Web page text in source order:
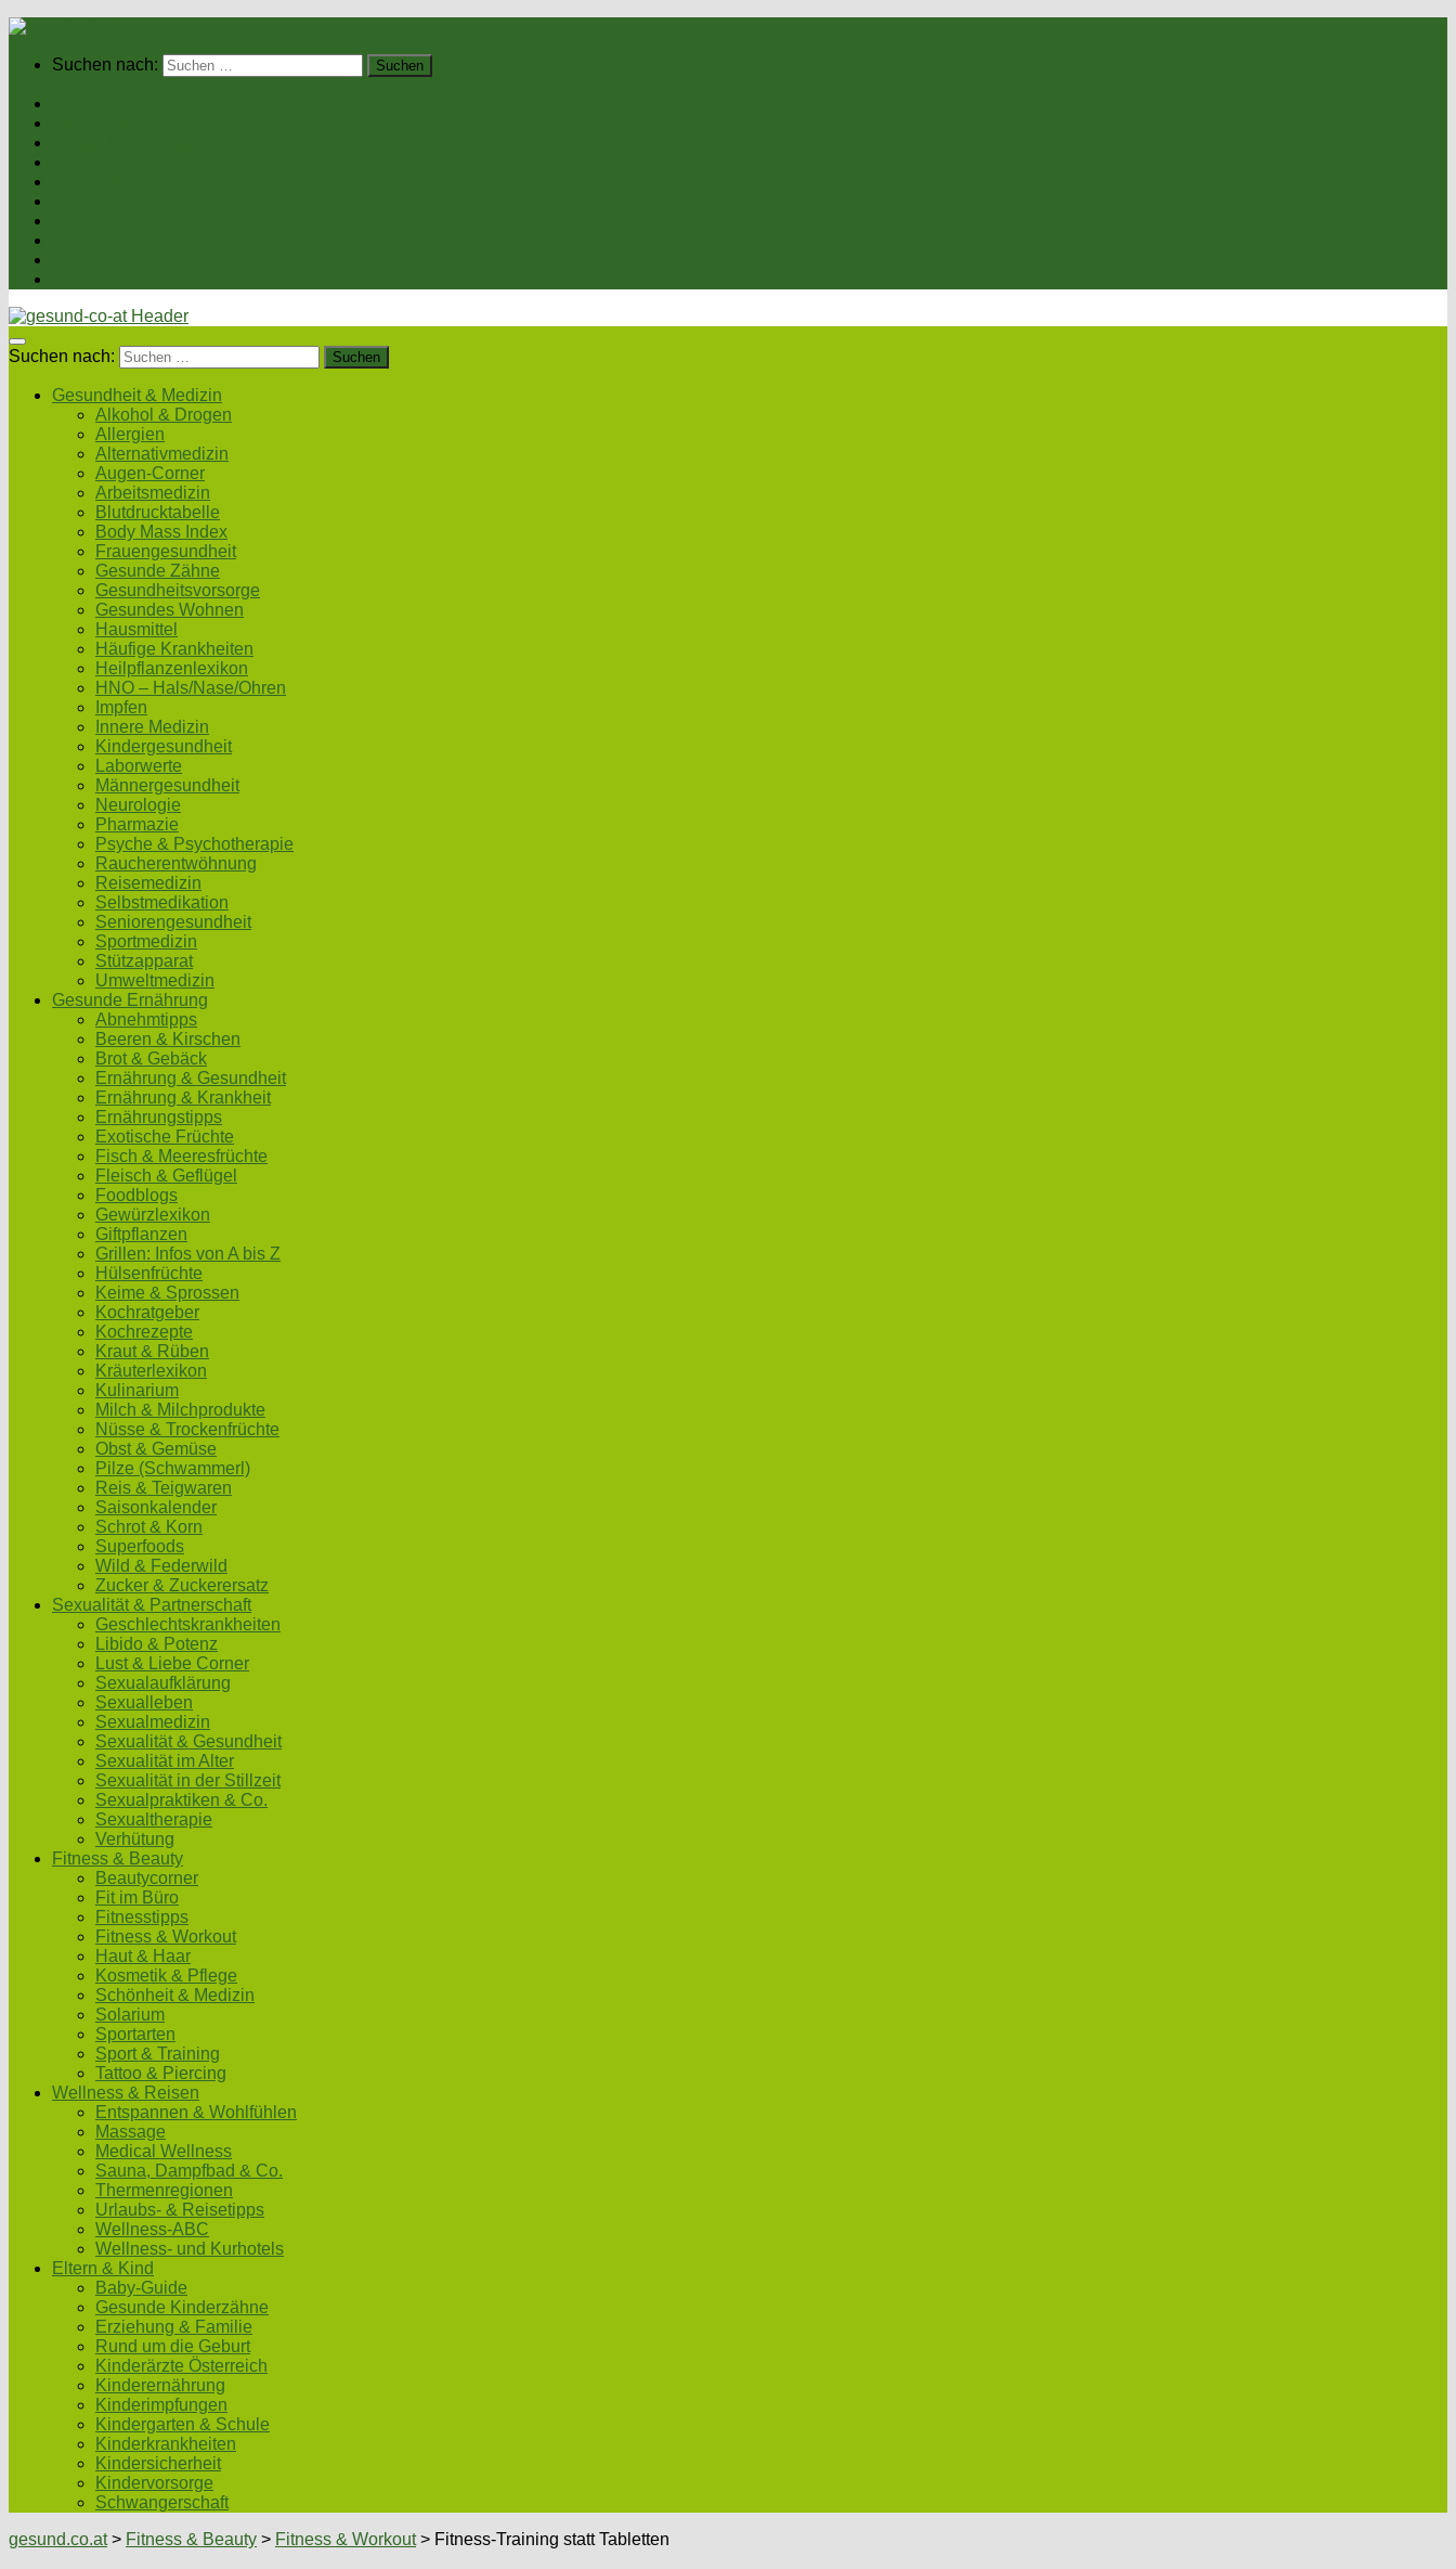
Suchen nach:
Suchen nach:
Gesundheit & Medizin
Alkohol & Drogen
Allergien
Alternativmedizin
Augen-Corner
Arbeitsmedizin
Blutdrucktabelle
Body Mass Index
Frauengesundheit
Gesunde Zähne
Gesundheitsvorsorge
Gesundes Wohnen
Hausmittel
Häufige Krankheiten
Heilpflanzenlexikon
HNO – Hals/Nase/Ohren
Impfen
Innere Medizin
Kindergesundheit
Laborwerte
Männergesundheit
Neurologie
Pharmazie
Psyche & Psychotherapie
Raucherentwöhnung
Reisemedizin
Selbstmedikation
Seniorengesundheit
Sportmedizin
Stützapparat
Umweltmedizin
Gesunde Ernährung
Abnehmtipps
Beeren & Kirschen
Brot & Gebäck
Ernährung & Gesundheit
Ernährung & Krankheit
Ernährungstipps
Exotische Früchte
Fisch & Meeresfrüchte
Fleisch & Geflügel
Foodblogs
Gewürzlexikon
Giftpflanzen
Grillen: Infos von A bis Z
Hülsenfrüchte
Keime & Sprossen
Kochratgeber
Kochrezepte
Kraut & Rüben
Kräuterlexikon
Kulinarium
Milch & Milchprodukte
Nüsse & Trockenfrüchte
Obst & Gemüse
Pilze (Schwammerl)
Reis & Teigwaren
Saisonkalender
Schrot & Korn
Superfoods
Wild & Federwild
Zucker & Zuckerersatz
Sexualität & Partnerschaft
Geschlechtskrankheiten
Libido & Potenz
Lust & Liebe Corner
Sexualaufklärung
Sexualleben
Sexualmedizin
Sexualität & Gesundheit
Sexualität im Alter
Sexualität in der Stillzeit
Sexualpraktiken & Co.
Sexualtherapie
Verhütung
Fitness & Beauty
Beautycorner
Fit im Büro
Fitnesstipps
Fitness & Workout
Haut & Haar
Kosmetik & Pflege
Schönheit & Medizin
Solarium
Sportarten
Sport & Training
Tattoo & Piercing
Wellness & Reisen
Entspannen & Wohlfühlen
Massage
Medical Wellness
Sauna, Dampfbad & Co.
Thermenregionen
Urlaubs- & Reisetipps
Wellness-ABC
Wellness- und Kurhotels
Eltern & Kind
Baby-Guide
Gesunde Kinderzähne
Erziehung & Familie
Rund um die Geburt
Kinderärzte Österreich
Kinderernährung
Kinderimpfungen
Kindergarten & Schule
Kinderkrankheiten
Kindersicherheit
Kindervorsorge
Schwangerschaft
gesund.co.at> Fitness & Beauty > Fitness & Workout> Fitness-Training statt Tabletten